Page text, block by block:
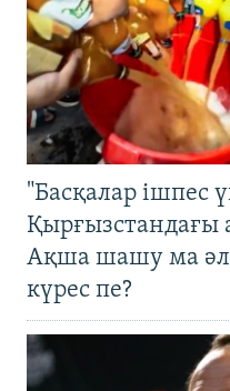
"Басқалар ішпес
Қырғызстандағы
Ақша шашу ма
күрес пе?